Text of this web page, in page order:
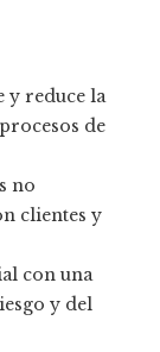
y reduce la
de
no
clientes y
con una
y del